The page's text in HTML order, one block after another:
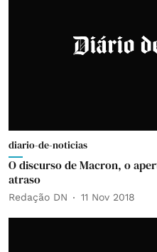
diario-de-noticias
O discurso de Macron, o
atraso
Redação DN 11 Nov 2018